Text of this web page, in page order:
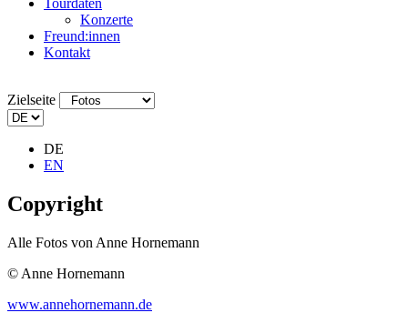
Tourdaten
Konzerte
Freund:innen
Kontakt
Zielseite
DE
EN
Copyright
Alle Fotos von Anne Hornemann
© Anne Hornemann
www.annehornemann.de